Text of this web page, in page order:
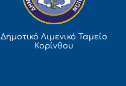
Δημοτικό Λιμενικό Ταμείο
Κορίνθου